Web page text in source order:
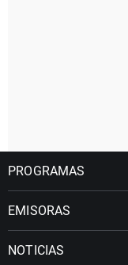
PROGRAMAS
EMISORAS
NOTICIAS